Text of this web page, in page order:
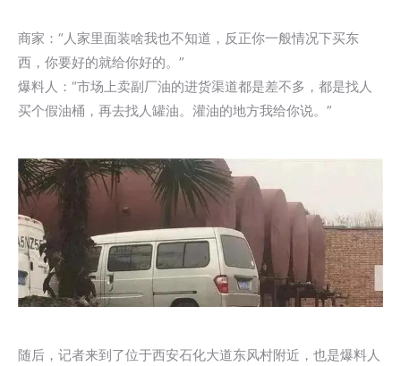
商家：“人家里面装啥我也不知道，反正你一般情况下买东
西，你要好的就给你好的。”
爆料人：“市场上卖副厂油的进货渠道都是差不多，都是找人
买个假油桶，再去找人罐油。灌油的地方我给你说。”
随后，记者来到了位于西安石化大道东风村附近，也是爆料人